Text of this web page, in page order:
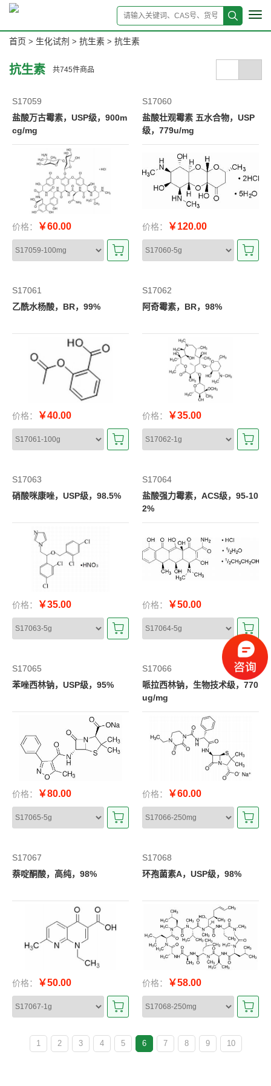
首页 > 生化试剂 > 抗生素 > 抗生素
抗生素 共745件商品
S17059
盐酸万古霉素，USP级，900m
cg/mg
价格： ￥60.00
S17060
盐酸壮观霉素 五水合物，USP
级，779u/mg
价格： ￥120.00
S17061
乙酰水杨酸，BR，99%
价格： ￥40.00
S17062
阿奇霉素，BR，98%
价格： ￥35.00
S17063
硝酸咪康唑，USP级，98.5%
价格： ￥35.00
S17064
盐酸强力霉素，ACS级，95-10
2%
价格： ￥50.00
S17065
苯唑西林钠，USP级，95%
价格： ￥80.00
S17066
哌拉西林钠，生物技术级，770
ug/mg
价格： ￥60.00
S17067
萘啶酮酸，高纯，98%
价格： ￥50.00
S17068
环孢菌素A，USP级，98%
价格： ￥58.00
1 2 3 4 5 6 7 8 9 10